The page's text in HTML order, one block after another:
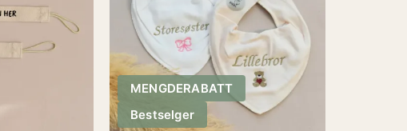
Bestselger
MENGDERABATT